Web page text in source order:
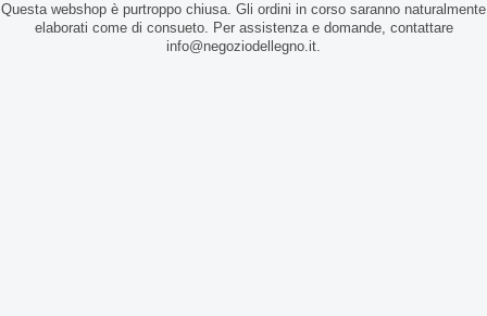
Questa webshop è purtroppo chiusa. Gli ordini in corso saranno naturalmente
elaborati come di consueto. Per assistenza e domande, contattare
info@negoziodellegno.it.